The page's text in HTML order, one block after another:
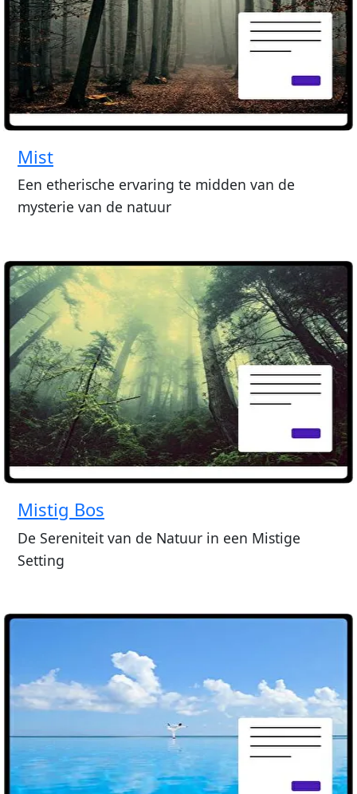
Mist
Een etherische ervaring te midden van de
mysterie van de natuur
Mistig Bos
De Sereniteit van de Natuur in een Mistige
Setting